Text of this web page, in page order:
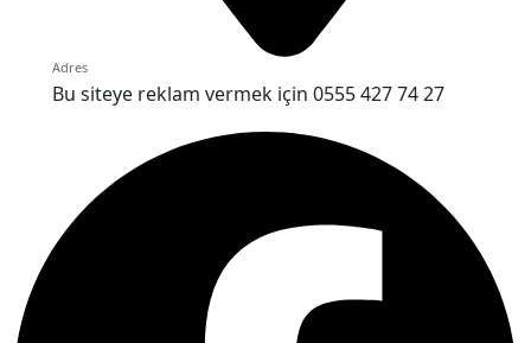
Adres
Bu siteye reklam vermek için 0555 427 74 27